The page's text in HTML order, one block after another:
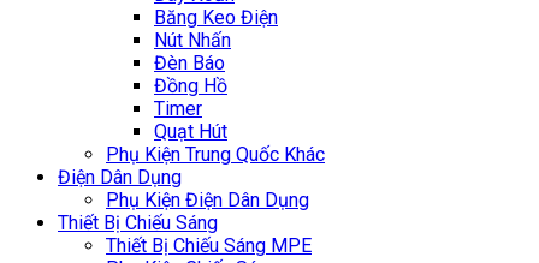
Băng Keo Điện
Nút Nhấn
Đèn Báo
Đồng Hồ
Timer
Quạt Hút
Phụ Kiện Trung Quốc Khác
Điện Dân Dụng
Phụ Kiện Điện Dân Dụng
Thiết Bị Chiếu Sáng
Thiết Bị Chiếu Sáng MPE